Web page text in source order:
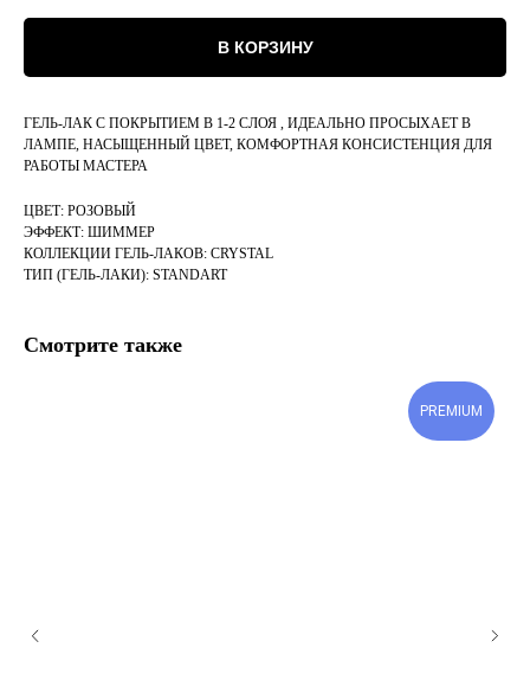
В КОРЗИНУ
ГЕЛЬ-ЛАК С ПОКРЫТИЕМ В 1-2 СЛОЯ , ИДЕАЛЬНО ПРОСЫХАЕТ В
ЛАМПЕ, НАСЫЩЕННЫЙ ЦВЕТ, КОМФОРТНАЯ КОНСИСТЕНЦИЯ ДЛЯ
РАБОТЫ МАСТЕРА
ЦВЕТ: РОЗОВЫЙ
ЭФФЕКТ: ШИММЕР
КОЛЛЕКЦИИ ГЕЛЬ-ЛАКОВ: CRYSTAL
ТИП (ГЕЛЬ-ЛАКИ): STANDART
Смотрите также
PREMIUM